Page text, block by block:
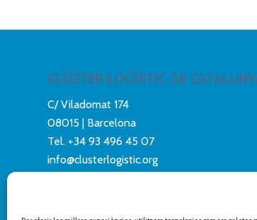
CLÚSTER LOGÍSTIC DE
C/ Viladomat 174
08015 | Barcelona
Tel. +34 93 496 45 07
info@clusterlogistic.org